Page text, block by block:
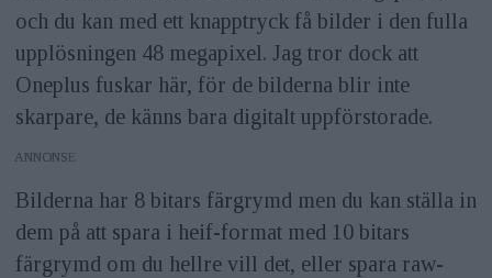
och du kan med ett knapptryck få bilder i den fulla
upplösningen 48 megapixel. Jag tror dock att
Oneplus fuskar här, för de bilderna blir inte
skarpare, de känns bara digitalt uppförstorade.
ANNONS
Bilderna har 8 bitars färgrymd men du kan ställa in
dem på att spara i heif-format med 10 bitars
färgrymd om du hellre vill det, eller spara raw-